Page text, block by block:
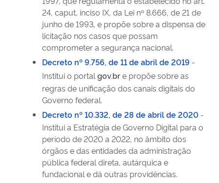
24, caput, inciso IX, da Lei nº 8.666, de 21 de
junho de 1993, e propõe sobre a dispensa de
licitação nos casos que possam
comprometer a segurança nacional.
Decreto nº 9.756, de 11 de abril de 2019 -
Institui o portal gov.bre propõe sobre as
regras de unificação dos canais digitais do
Governo federal.
Decreto nº 10.332, de 28 de abril de 2020 -
Institui a Estratégia de Governo Digital para o
período de 2020 a 2022, no âmbito dos
órgãos e das entidades da administração
pública federal direta, autárquica e
fundacional e dá outras providências.